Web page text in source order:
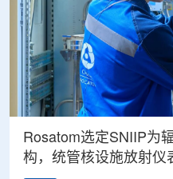
Rosatom选定SNIIP为
构，统管核设施放射仪